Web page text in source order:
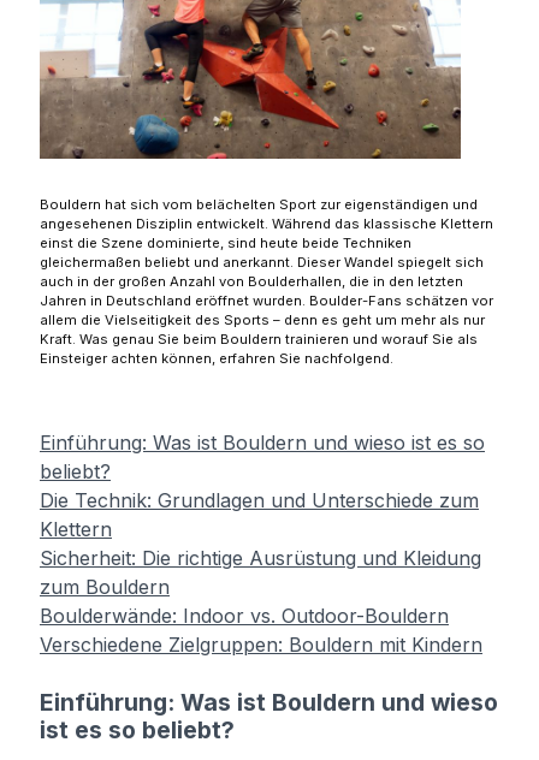
Bouldern hat sich vom belächelten Sport zur eigenständigen und
angesehenen Disziplin entwickelt. Während das klassische Klettern
einst die Szene dominierte, sind heute beide Techniken
gleichermaßen beliebt und anerkannt. Dieser Wandel spiegelt sich
auch in der großen Anzahl von Boulderhallen, die in den letzten
Jahren in Deutschland eröffnet wurden. Boulder-Fans schätzen vor
allem die Vielseitigkeit des Sports – denn es geht um mehr als nur
Kraft. Was genau Sie beim Bouldern trainieren und worauf Sie als
Einsteiger achten können, erfahren Sie nachfolgend.
Einführung: Was ist Bouldern und wieso ist es so
beliebt?
Die Technik: Grundlagen und Unterschiede zum
Klettern
Sicherheit: Die richtige Ausrüstung und Kleidung
zum Bouldern
Boulderwände: Indoor vs. Outdoor-Bouldern
Verschiedene Zielgruppen: Bouldern mit Kindern
Einführung: Was ist Bouldern und wieso
ist es so beliebt?